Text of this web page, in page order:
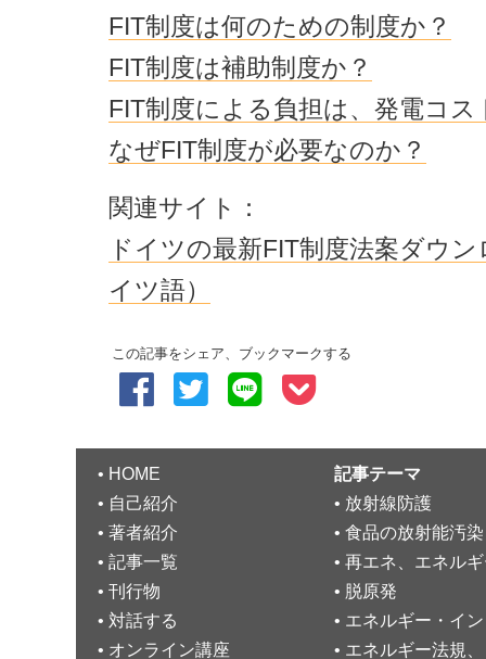
FIT制度は何のための制度か？
FIT制度は補助制度か？
FIT制度による負担は、発電コス
なぜFIT制度が必要なのか？
関連サイト：
ドイツの最新FIT制度法案ダウ
イツ語）
この記事をシェア、ブックマークする